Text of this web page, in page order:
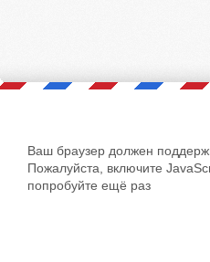
Ваш браузер должен
Пожалуйста, включите
попробуйте ещё раз